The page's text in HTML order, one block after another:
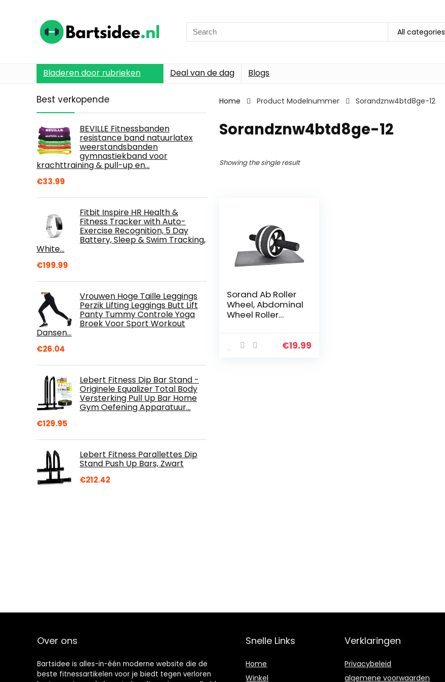
Search
for:
All categories
Bladeren door rubrieken Deal van de dag Blogs
Best verkopende
BEVILLE Fitnessbanden
resistance band natuurlatex
weerstandsbanden
gymnastiekband voor
krachttraining & pull-up en…
€33.99
Fitbit Inspire HR Health &
Fitness Tracker with Auto-
Exercise Recognition, 5 Day
Battery, Sleep & Swim Tracking,
White…
€199.99
Vrouwen Hoge Taille Leggings
Perzik Lifting Leggings Butt Lift
Panty Tummy Controle Yoga
Broek Voor Sport Workout
Dansen…
€26.04
Lebert Fitness Dip Bar Stand -
Originele Equalizer Total Body
Versterking Pull Up Bar Home
Gym Oefening Apparatuur…
€129.95
Lebert Fitness Parallettes Dip
Stand Push Up Bars, Zwart
€212.42
Home Product Modelnummer Sorandznw4btd8ge-12
Sorandznw4btd8ge-12
Showing the single result
Sorand Ab Roller
Wheel, Abdominal
Wheel Roller
€19.99
Over ons
Bartsidee is alles-in-één moderne website die de
beste fitnessartikelen voor je biedt tegen verloren
Snelle Links
Home
Winkel
Verklaringen
Privacybeleid
algemene voorwaarden